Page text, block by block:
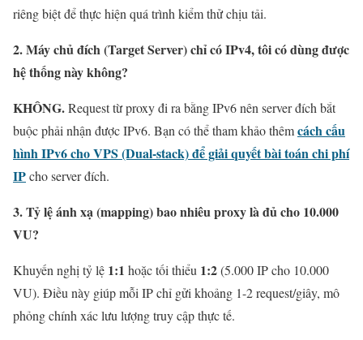
riêng biệt để thực hiện quá trình kiểm thử chịu tải.
2. Máy chủ đích (Target Server) chỉ có IPv4, tôi có dùng được
hệ thống này không?
KHÔNG.Request từ proxy đi ra bằng IPv6 nên server đích bắt
buộc phải nhận được IPv6. Bạn có thể tham khảo thêmcách cấu
hình IPv6 cho VPS (Dual-stack) để giải quyết bài toán chi phí
IPcho server đích.
3. Tỷ lệ ánh xạ (mapping) bao nhiêu proxy là đủ cho 10.000
VU?
Khuyến nghị tỷ lệ 1:1 hoặc tối thiểu 1:2(5.000 IP cho 10.000
VU). Điều này giúp mỗi IP chỉ gửi khoảng 1-2 request/giây, mô
phỏng chính xác lưu lượng truy cập thực tế.